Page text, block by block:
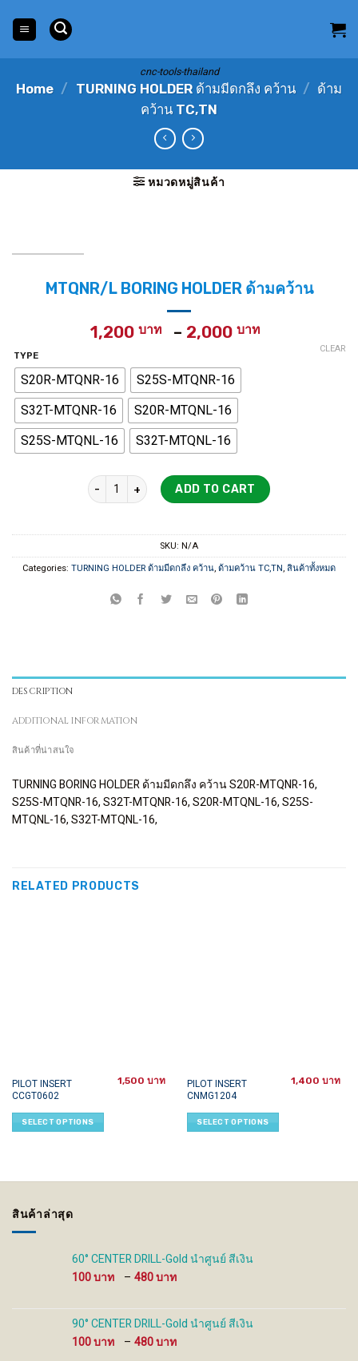
content
cnc-tools-thailand
Home / TURNING HOLDER ด้ามมีดกลึง คว้าน / ด้าม
คว้าน TC,TN
หมวดหมู่สินค้า
MTQNR/L BORING HOLDER ด้ามคว้าน
1,200 – 2,000
TYPE
S20R-MTQNR-16
S25S-MTQNR-16
S32T-MTQNR-16
S20R-MTQNL-16
S25S-MTQNL-16
S32T-MTQNL-16
CLEAR
MTQNR/L BORING HOLDER ด้ามคว้าน quantity
ADD TO CART
SKU: N/A
Categories: TURNING HOLDER ด้ามมีดกลึง คว้าน,ด้ามคว้าน TC,TN,สินค้าทั้งหมด
DESCRIPTION
ADDITIONAL INFORMATION
สินค้าที่น่าสนใจ
TURNING BORING HOLDER ด้ามมีดกลึง คว้าน S20R-MTQNR-16,
S25S-MTQNR-16, S32T-MTQNR-16, S20R-MTQNL-16, S25S-
MTQNL-16, S32T-MTQNL-16,
RELATED PRODUCTS
PILOT INSERT
CCGT0602
1,500
SELECT OPTIONS
This
product
has
multiple
chosen
on
PILOT INSERT
CNMG1204
1,400
SELECT OPTIONS
This
product
has
multiple
product
สินค้าล่าสุด
60° CENTER DRILL-Gold นำศูนย์ สีเงิน
100
– 480
100 ฿
through
480 ฿
90° CENTER DRILL-Gold นำศูนย์ สีเงิน
100
– 480